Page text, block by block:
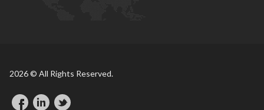
2026 © All Rights Reserved.